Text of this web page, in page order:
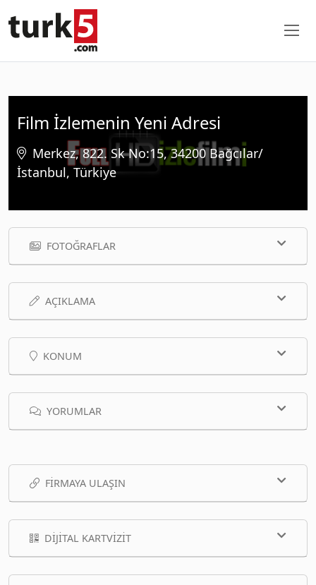
Film İzlemenin Yeni Adresi
Merkez, 822. Sk No:15, 34200 Bağcılar/
İstanbul, Türkiye
FOTOĞRAFLAR
AÇIKLAMA
KONUM
YORUMLAR
FIRMAYA ULAŞIN
DIJITAL KARTVIZIT